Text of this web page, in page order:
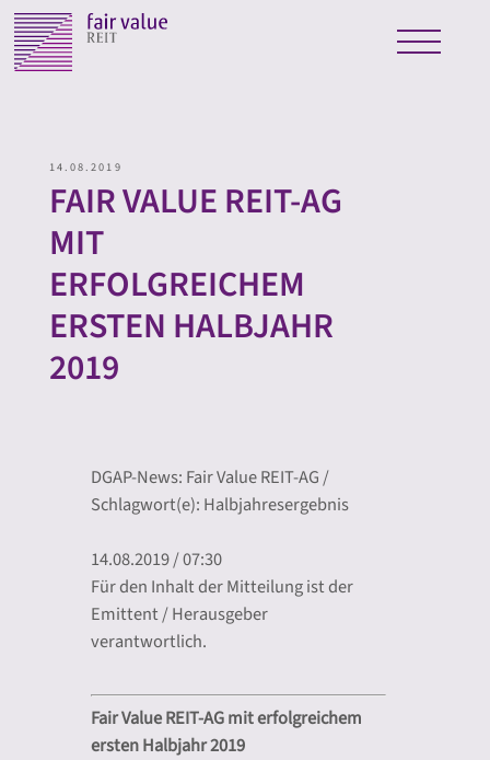
14.08.2019
FAIR VALUE REIT-AG
MIT
ERFOLGREICHEM
ERSTEN HALBJAHR
2019
DGAP-News: Fair Value REIT-AG /
Schlagwort(e): Halbjahresergebnis
14.08.2019 / 07:30
Für den Inhalt der Mitteilung ist der
Emittent / Herausgeber
verantwortlich.
Fair Value REIT-AG mit erfolgreichem
ersten Halbjahr 2019